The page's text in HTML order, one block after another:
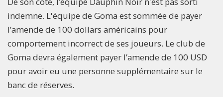
indemne. L'équipe de Goma est sommée de payer
l’amende de 100 dollars américains pour
comportement incorrect de ses joueurs. Le club de
Goma devra également payer l’amende de 100 USD
pour avoir eu une personne supplémentaire sur le
banc de réserves.